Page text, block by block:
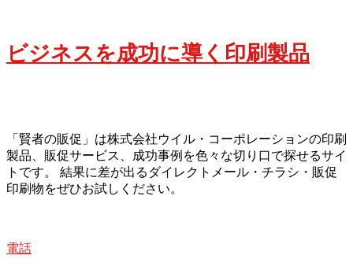
ビジネスを成功に導く印刷製品
「賢者の販促」は株式会社ウイル・コーポレーションの印刷
製品、販促サービス、成功事例を色々な切り口で探せるサイ
トです。 結果に差が出るダイレクトメール・チラシ・販促
印刷物をぜひお試しください。
電話